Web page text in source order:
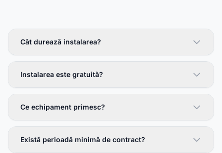
Cât durează instalarea?
Instalarea este gratuită?
Ce echipament primesc?
Există perioadă minimă de contract?